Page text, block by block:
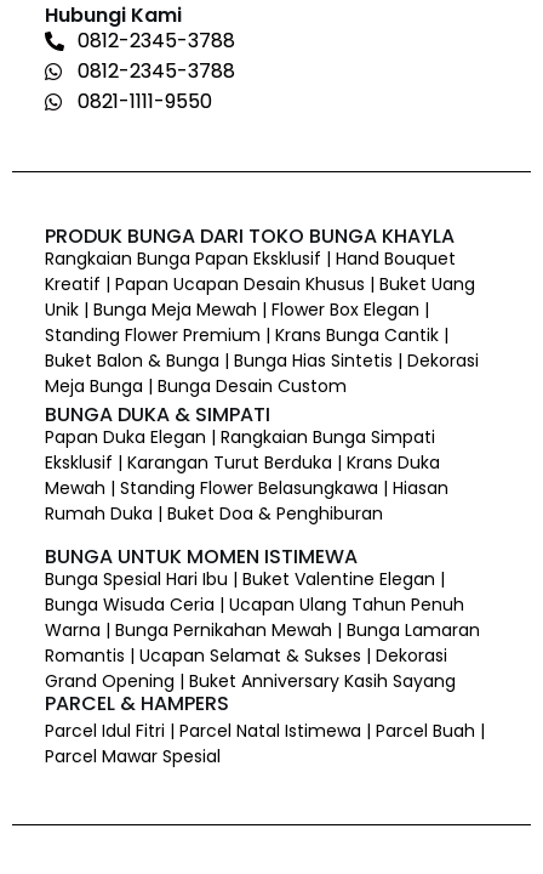
Hubungi Kami
0812-2345-3788
0812-2345-3788
0821-1111-9550
PRODUK BUNGA DARI TOKO BUNGA KHAYLA
Rangkaian Bunga Papan Eksklusif | Hand Bouquet
Kreatif | Papan Ucapan Desain Khusus | Buket Uang
Unik | Bunga Meja Mewah | Flower Box Elegan |
Standing Flower Premium | Krans Bunga Cantik |
Buket Balon & Bunga | Bunga Hias Sintetis | Dekorasi
Meja Bunga | Bunga Desain Custom
BUNGA DUKA & SIMPATI
Papan Duka Elegan | Rangkaian Bunga Simpati
Eksklusif | Karangan Turut Berduka | Krans Duka
Mewah | Standing Flower Belasungkawa | Hiasan
Rumah Duka | Buket Doa & Penghiburan
BUNGA UNTUK MOMEN ISTIMEWA
Bunga Spesial Hari Ibu | Buket Valentine Elegan |
Bunga Wisuda Ceria | Ucapan Ulang Tahun Penuh
Warna | Bunga Pernikahan Mewah | Bunga Lamaran
Romantis | Ucapan Selamat & Sukses | Dekorasi
Grand Opening | Buket Anniversary Kasih Sayang
PARCEL & HAMPERS
Parcel Idul Fitri | Parcel Natal Istimewa | Parcel Buah |
Parcel Mawar Spesial